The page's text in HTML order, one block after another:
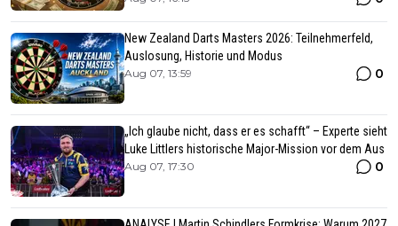
New Zealand Darts Masters 2026: Teilnehmerfeld,
Auslosung, Historie und Modus
Aug 07, 13:59 0
„Ich glaube nicht, dass er es schafft“ – Experte sieht
Luke Littlers historische Major-Mission vor dem Aus
Aug 07, 17:30 0